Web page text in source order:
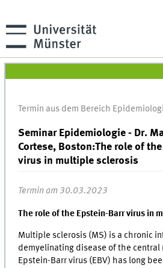
Termin aus dem Bereich
Seminar Epidemiologie - Dr.
Cortese, Boston:The role of
virus in multiple sclerosis
Termin am 30.03.2023
The role of the Epstein-Barr virus in
Multiple sclerosis (MS) is a chronic
demyelinating disease of the central
Epstein-Barr virus (EBV) has long